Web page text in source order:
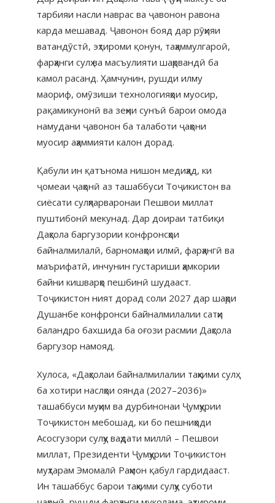
тарбияи насли наврас ва ҷавонон равона
карда мешавад. Ҷавонон бояд дар рӯҳияи
ватандӯстӣ, эҳтироми қонун, таҳаммулгароӣ,
фарҳанги сулҳ ва масъулияти шаҳрвандӣ ба
камол расанд. Ҳамчунин, рушди илму
маориф, омӯзиши технологияҳои муосир,
рақамикунонӣ ва зеҳни сунъӣ барои омода
намудани ҷавонон ба талаботи ҷаҳони
муосир аҳаммияти калон дорад.
Қабули ин қатънома нишон медиҳад, ки
ҷомеаи ҷаҳонӣ аз ташаббуси Тоҷикистон ва
сиёсати сулҳпарваронаи Пешвои миллат
пуштибонӣ мекунад. Дар доираи татбиқи
Даҳсола баргузории конфронсҳои
байналмилалӣ, барномаҳои илмӣ, фарҳангӣ ва
маърифатӣ, инчунин густариши ҳамкории
байни кишварҳо пешбинӣ шудааст.
Тоҷикистон ният дорад соли 2027 дар шаҳри
Душанбе конфронси байналмилалии сатҳи
баландро бахшида ба оғози расмии Даҳсола
баргузор намояд.
Хулоса, «Даҳсолаи байналмилалии таҳкими сулҳ
ба хотири наслҳои оянда (2027–2036)»
ташаббуси муҳим ва дурбинонаи Ҷумҳурии
Тоҷикистон мебошад, ки бо пешниҳоди
Асосгузори сулҳу ваҳдати миллӣ – Пешвои
миллат, Президенти Ҷумҳурии Тоҷикистон
муҳтарам Эмомалӣ Раҳмон қабул гардидааст.
Ин ташаббус барои таҳкими сулҳу суботи